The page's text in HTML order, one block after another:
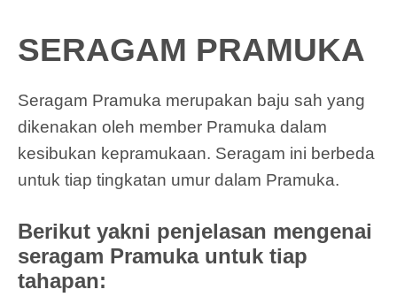
SERAGAM PRAMUKA
Seragam Pramuka merupakan baju sah yang
dikenakan oleh member Pramuka dalam
kesibukan kepramukaan. Seragam ini berbeda
untuk tiap tingkatan umur dalam Pramuka.
Berikut yakni penjelasan mengenai
seragam Pramuka untuk tiap
tahapan: